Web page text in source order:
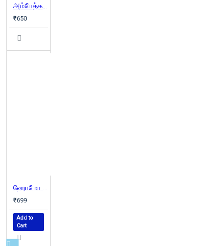
அம்பேத்கர் இன்றும் என்றும்
₹650
ஹோமோ டியஸ் - வருங்காலத்தின் ஒரு சுருக்கமான வரலாறு | Homo Deus
₹699
Add to
Cart